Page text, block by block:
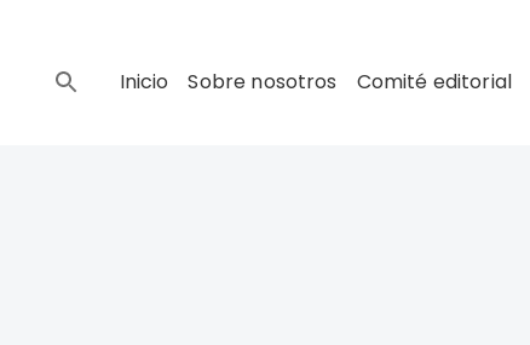
Inicio Sobre nosotros Comité editorial